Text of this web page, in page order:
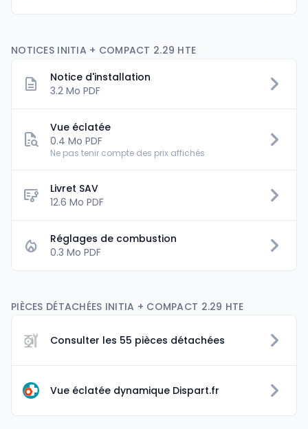
NOTICES INITIA + COMPACT 2.29 HTE
Notice d'installation
3.2 Mo PDF
Vue éclatée
0.4 Mo PDF
Ne pas tenir compte des prix affichés
flowsheet
Livret SAV
12.6 Mo PDF
Réglages de combustion
0.3 Mo PDF
PIÈCES DÉTACHÉES INITIA + COMPACT 2.29 HTE
Consulter les 55 pièces détachées
Vue éclatée dynamique Dispart.fr